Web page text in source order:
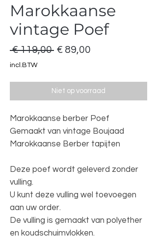
Marokkaanse
vintage Poef
€ 119,00 Normale
€ 89,00
incl.BTW
Niet op voorraad
Marokkaanse berber Poef
Gemaakt van vintage Boujaad
Marokkaanse Berber tapijten
Deze poef wordt geleverd zonder
vulling.
U kunt deze vulling wel toevoegen
aan uw order.
De vulling is gemaakt van polyether
en koudschuimvlokken.